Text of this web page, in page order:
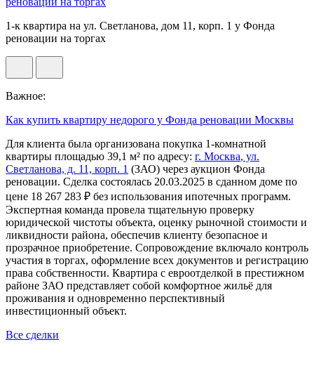
1-к квартира на ул. Светланова, дом 11, корп. 1 у Фонда
реновации на торгах
Важное:
Как купить квартиру недорого у Фонда реновации Москвы
Для клиента была организована покупка 1-комнатной
квартиры площадью 39,1 м² по адресу: г. Москва, ул.
Светланова, д. 11, корп. 1 (ЗАО) через аукцион Фонда
реновации. Сделка состоялась 20.03.2025 в сданном доме по
цене 18 267 283 ₽ без использования ипотечных программ.
Экспертная команда провела тщательную проверку
юридической чистоты объекта, оценку рыночной стоимости и
ликвидности района, обеспечив клиенту безопасное и
прозрачное приобретение. Сопровождение включало контроль
участия в торгах, оформление всех документов и регистрацию
права собственности. Квартира с евроотделкой в престижном
районе ЗАО представляет собой комфортное жильё для
проживания и одновременно перспективный
инвестиционный объект.
Все сделки